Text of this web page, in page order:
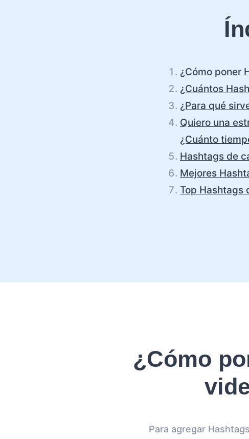
¿Cómo poner
¿Cuántos
¿Para qué
Quiero una
¿Cuánto
Hashtags de
Mejores
Top Hashtags
¿Cómo
Para agregar